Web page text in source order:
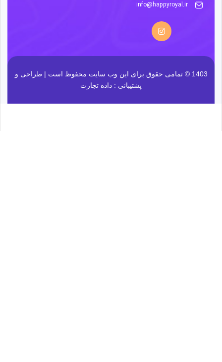
info@happyroyal.ir
1403 © تمامی حقوق برای این وب سایت محفوظ است | طراحی و
پشتیبانی : داده تجارت